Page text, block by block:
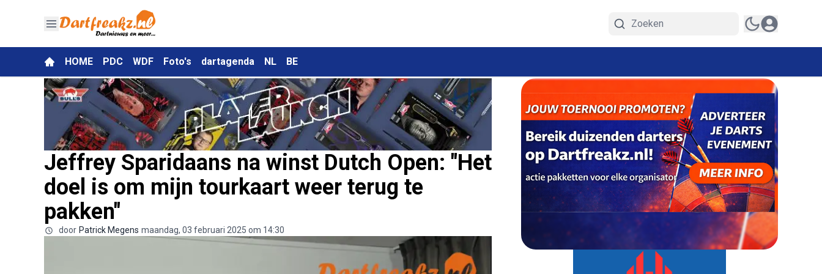
HOME PDC WDF Foto's dartagenda NL BE
Jeffrey Sparidaans na winst Dutch Open: "Het
doel is om mijn tourkaart weer terug te
pakken"
door Patrick Megens maandag, 03 februari 2025 om 14:30